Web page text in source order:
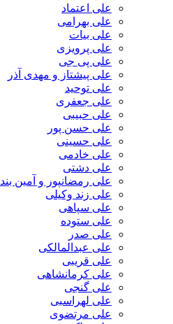
علی اعتماد
علی بهرامی
علی بیات
علی پرویزی
علی پی جی
علی پیشتاز و مهدی آذر
علی توحید
علی جعفری
علی حبیبی
علی حسن پور
علی حسینی
علی خادمی
علی دشتی
علی رمضانپور و آمین بند
علی زند وکیلی
علی سپاهی
علی ستوده
علی صدر
علی عبدالمالکی
علی قریبی
علی کرمانشاهی
علی گنجی
علی لهراسبی
علی مرتضوی